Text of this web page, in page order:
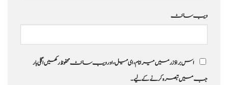
ویب‌ سائٹ
اس براؤزر میں میرا نام، ای میل، اور ویب سائٹ محفوظ رکھیں اگلی بار
جب میں تبصرہ کرنے کےلیے۔